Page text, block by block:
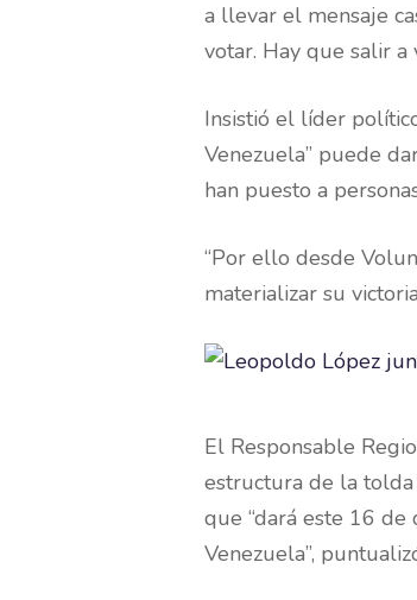
a llevar el mensaje
votar. Hay que salir
Insistió el líder
Venezuela” puede
han puesto a
“Por ello desde
materializar su
El Responsable
estructura de la tolda
que “dará este 16
Venezuela”,